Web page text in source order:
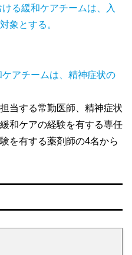
る緩和ケアチームは、入
象とする。
アチームは、精神症状の
当する常勤医師、精神症状
和ケアの経験を有する専任
を有する薬剤師の4名から